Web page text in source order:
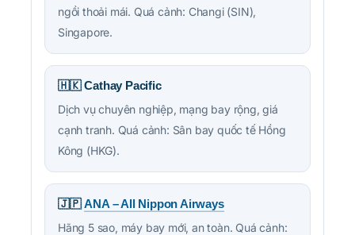
ngồi thoải mái. Quá cảnh: Changi (SIN),
Singapore.
🇭🇰 Cathay Pacific
Dịch vụ chuyên nghiệp, mạng bay rộng, giá
cạnh tranh. Quá cảnh: Sân bay quốc tế Hồng
Kông (HKG).
🇯🇵ANA – All Nippon Airways
Hãng 5 sao, máy bay mới, an toàn. Quá cảnh: